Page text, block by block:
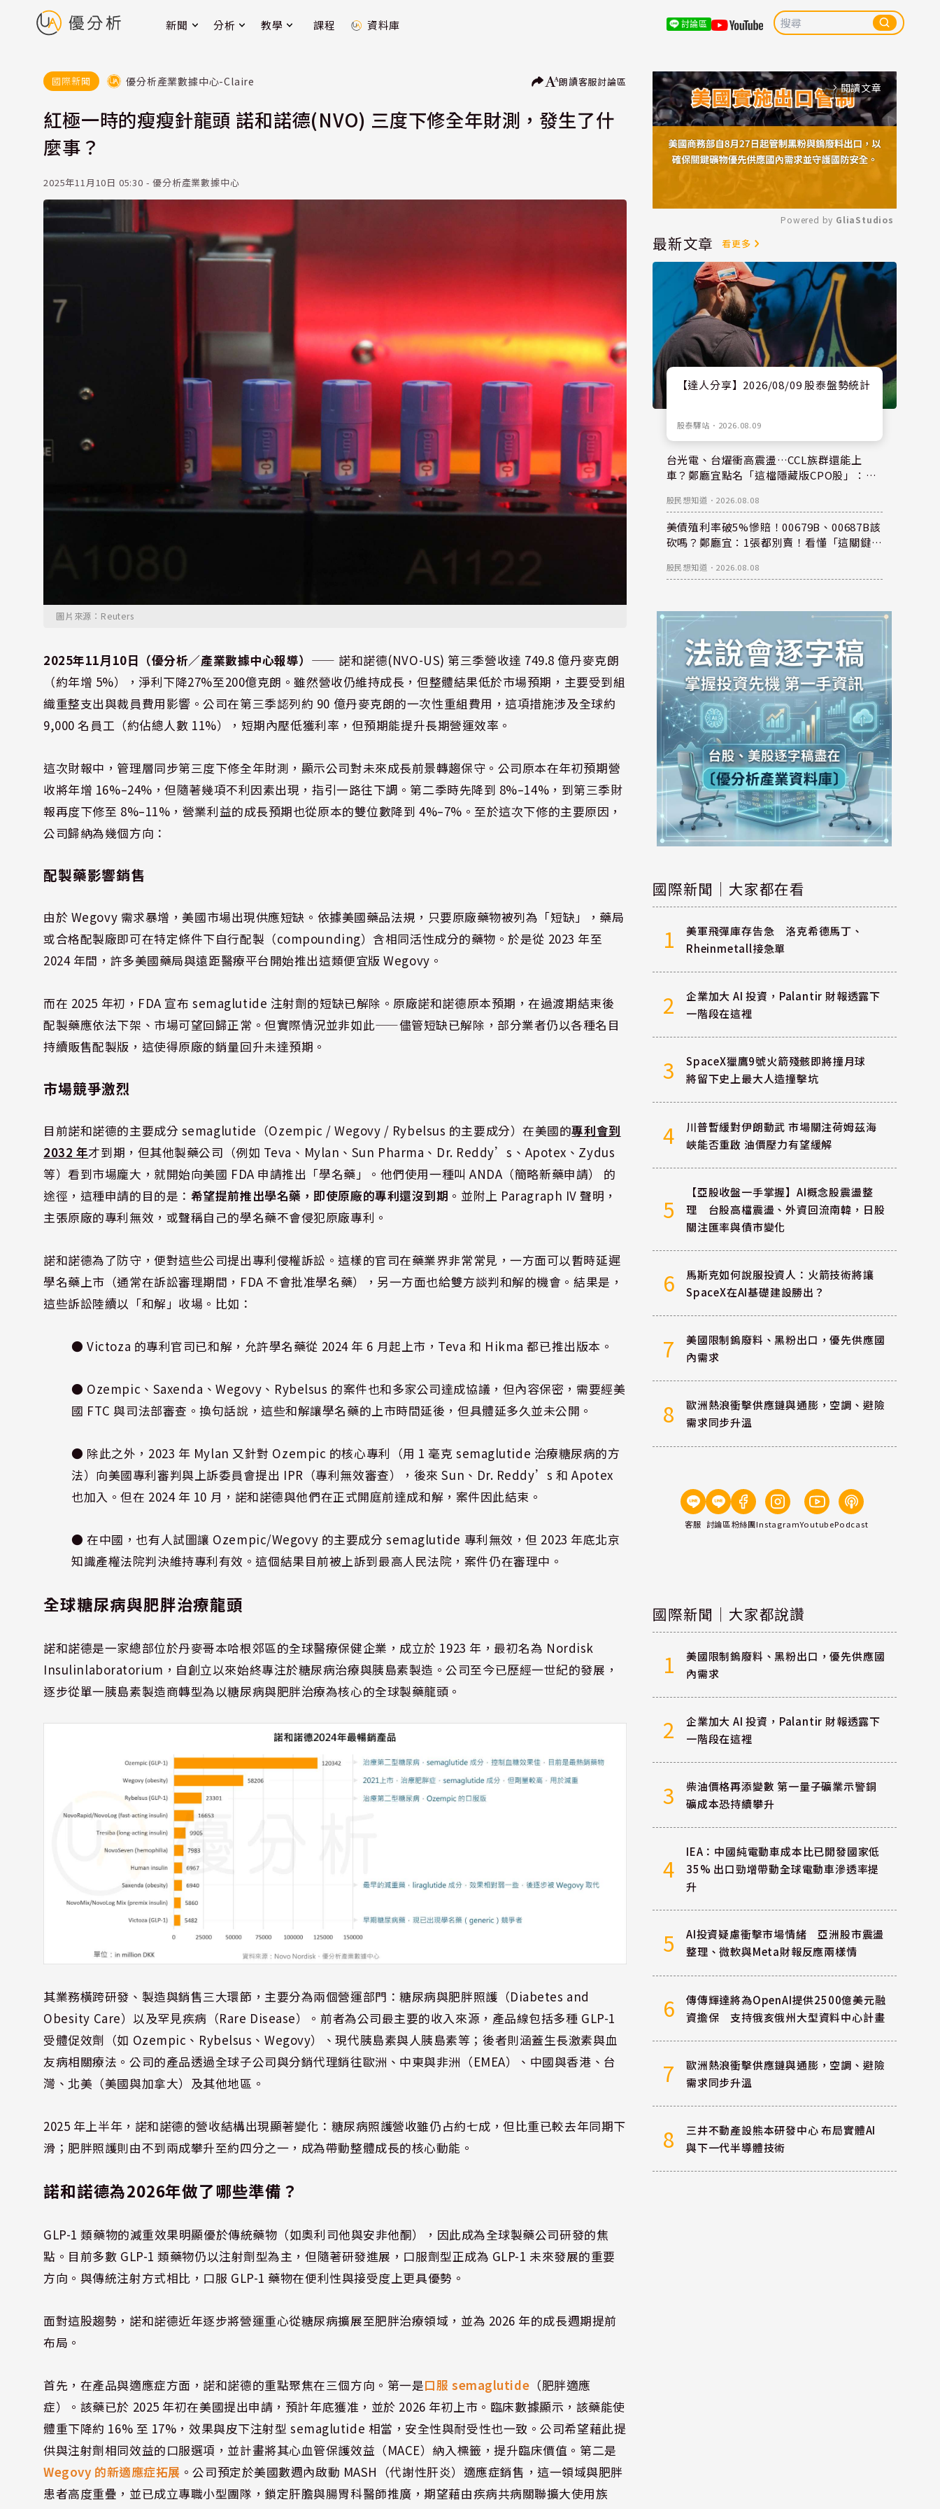
新聞 分析 教學 課程 資料庫 討論區
國際新聞 優分析產業數據中心-Claire 朗讀客服討論區
紅極一時的瘦瘦針龍頭 諾和諾德(NVO) 三度下修全年財測，發生了什
麼事？
2025年11月10日 05:30 - 優分析產業數據中心
圖片來源：Reuters
2025年11月10日（優分析／產業數據中心報導） ⸺ 諾和諾德(NVO-US) 第三季營收達 749.8 億丹麥克朗
（約年增 5%），淨利下降27%至200億克朗。雖然營收仍維持成長，但整體結果低於市場預期，主要受到組
織重整支出與裁員費用影響。公司在第三季認列約 90 億丹麥克朗的一次性重組費用，這項措施涉及全球約
9,000 名員工（約佔總人數 11%），短期內壓低獲利率，但預期能提升長期營運效率。
這次財報中，管理層同步第三度下修全年財測，顯示公司對未來成長前景轉趨保守。公司原本在年初預期營
收將年增 16%–24%，但隨著幾項不利因素出現，指引一路往下調。第二季時先降到 8%–14%，到第三季財
報再度下修至 8%–11%，營業利益的成長預期也從原本的雙位數降到 4%–7%。至於這次下修的主要原因，
公司歸納為幾個方向：
配製藥影響銷售
由於 Wegovy 需求暴增，美國市場出現供應短缺。依據美國藥品法規，只要原廠藥物被列為「短缺」，藥局
或合格配製廠即可在特定條件下自行配製（compounding）含相同活性成分的藥物。於是從 2023 年至
2024 年間，許多美國藥局與遠距醫療平台開始推出這類便宜版 Wegovy。
而在 2025 年初，FDA 宣布 semaglutide 注射劑的短缺已解除。原廠諾和諾德原本預期，在過渡期結束後
配製藥應依法下架、市場可望回歸正常。但實際情況並非如此——儘管短缺已解除，部分業者仍以各種名目
持續販售配製版，這使得原廠的銷量回升未達預期。
市場競爭激烈
目前諾和諾德的主要成分 semaglutide（Ozempic / Wegovy / Rybelsus 的主要成分）在美國的專利會到
2032 年才到期，但其他製藥公司（例如 Teva、Mylan、Sun Pharma、Dr. Reddy’s、Apotex、Zydus
等）看到市場龐大，就開始向美國 FDA 申請推出「學名藥」。他們使用一種叫 ANDA（簡略新藥申請） 的
途徑，這種申請的目的是： 希望提前推出學名藥，即使原廠的專利還沒到期 。並附上 Paragraph IV 聲明，
主張原廠的專利無效，或聲稱自己的學名藥不會侵犯原廠專利。
諾和諾德為了防守，便對這些公司提出專利侵權訴訟。這樣的官司在藥業界非常常見，一方面可以暫時延遲
學名藥上市（通常在訴訟審理期間，FDA 不會批准學名藥），另一方面也給雙方談判和解的機會。結果是，
這些訴訟陸續以「和解」收場。比如：
● Victoza 的專利官司已和解，允許學名藥從 2024 年 6 月起上市，Teva 和 Hikma 都已推出版本。
● Ozempic、Saxenda、Wegovy、Rybelsus 的案件也和多家公司達成協議，但內容保密，需要經美
國 FTC 與司法部審查。換句話說，這些和解讓學名藥的上市時間延後，但具體延多久並未公開。
● 除此之外，2023 年 Mylan 又針對 Ozempic 的核心專利（用 1 毫克 semaglutide 治療糖尿病的方
法）向美國專利審判與上訴委員會提出 IPR（專利無效審查），後來 Sun、Dr. Reddy’s 和 Apotex
也加入。但在 2024 年 10 月，諾和諾德與他們在正式開庭前達成和解，案件因此結束。
● 在中國，也有人試圖讓 Ozempic/Wegovy 的主要成分 semaglutide 專利無效，但 2023 年底北京
知識產權法院判決維持專利有效。這個結果目前被上訴到最高人民法院，案件仍在審理中。
全球糖尿病與肥胖治療龍頭
諾和諾德是一家總部位於丹麥哥本哈根郊區的全球醫療保健企業，成立於 1923 年，最初名為 Nordisk
Insulinlaboratorium，自創立以來始終專注於糖尿病治療與胰島素製造。公司至今已歷經一世紀的發展，
逐步從單一胰島素製造商轉型為以糖尿病與肥胖治療為核心的全球製藥龍頭。
其業務橫跨研發、製造與銷售三大環節，主要分為兩個營運部門：糖尿病與肥胖照護（Diabetes and
Obesity Care）以及罕見疾病（Rare Disease）。前者為公司最主要的收入來源，產品線包括多種 GLP-1
受體促效劑（如 Ozempic、Rybelsus、Wegovy）、現代胰島素與人胰島素等；後者則涵蓋生長激素與血
友病相關療法。公司的產品透過全球子公司與分銷代理銷往歐洲、中東與非洲（EMEA）、中國與香港、台
灣、北美（美國與加拿大）及其他地區。
2025 年上半年，諾和諾德的營收結構出現顯著變化：糖尿病照護營收雖仍占約七成，但比重已較去年同期下
滑；肥胖照護則由不到兩成攀升至約四分之一，成為帶動整體成長的核心動能。
諾和諾德為2026年做了哪些準備？
GLP-1 類藥物的減重效果明顯優於傳統藥物（如奧利司他與安非他酮），因此成為全球製藥公司研發的焦
點。目前多數 GLP-1 類藥物仍以注射劑型為主，但隨著研發進展，口服劑型正成為 GLP-1 未來發展的重要
方向。與傳統注射方式相比，口服 GLP-1 藥物在便利性與接受度上更具優勢。
面對這股趨勢，諾和諾德近年逐步將營運重心從糖尿病擴展至肥胖治療領域，並為 2026 年的成長週期提前
布局。
首先，在產品與適應症方面，諾和諾德的重點聚焦在三個方向。第一是口服 semaglutide （肥胖適應
症）。該藥已於 2025 年初在美國提出申請，預計年底獲准，並於 2026 年初上市。臨床數據顯示，該藥能使
體重下降約 16% 至 17%，效果與皮下注射型 semaglutide 相當，安全性與耐受性也一致。公司希望藉此提
供與注射劑相同效益的口服選項，並計畫將其心血管保護效益（MACE）納入標籤，提升臨床價值。第二是
Wegovy 的新適應症拓展 。公司預定於美國數週內啟動 MASH（代謝性肝炎）適應症銷售，這一領域與肥胖
患者高度重疊，並已成立專職小型團隊，鎖定肝膽與腸胃科醫師推廣，期望藉由疾病共病關聯擴大使用族
arrow_forward_ios 閱讀文章
Mute
Powered by GliaStudios
最新文章 看更多
【達人分享】2026/08/09 股泰盤勢統計
股泰驛站 ． 2026.08.09
台光電、台燿衝高震盪…CCL族群還能上
車？鄭廳宜點名「這檔隱藏版CPO股」：每
股民想知道 ． 2026.08.08
美債殖利率破5%慘賠！00679B、00687B該
砍嗎？鄭廳宜：1張都別賣！看懂「這關鍵」
股民想知道 ． 2026.08.08
國際新聞｜大家都在看
1
美軍飛彈庫存告急 洛克希德馬丁、
Rheinmetall接急單
2
企業加大 AI 投資，Palantir 財報透露下
一階段在這裡
3
SpaceX獵鷹9號火箭殘骸即將撞月球
將留下史上最大人造撞擊坑
4
川普暫緩對伊朗動武 市場關注荷姆茲海
峽能否重啟 油價壓力有望緩解
5
【亞股收盤一手掌握】AI概念股震盪整
理 台股高檔震盪、外資回流南韓，日股
關注匯率與債市變化
6
馬斯克如何說服投資人：火箭技術將讓
SpaceX在AI基礎建設勝出？
7
美國限制鎢廢料、黑粉出口，優先供應國
內需求
8
歐洲熱浪衝擊供應鏈與通膨，空調、避險
需求同步升溫
客服 討論區粉絲團InstagramYoutubePodcast
國際新聞｜大家都說讚
1
美國限制鎢廢料、黑粉出口，優先供應國
內需求
2
企業加大 AI 投資，Palantir 財報透露下
一階段在這裡
3
柴油價格再添變數 第一量子礦業示警銅
礦成本恐持續攀升
4
IEA：中國純電動車成本比已開發國家低
35% 出口勁增帶動全球電動車滲透率提
升
5
AI投資疑慮衝擊市場情緒 亞洲股市震盪
整理、微軟與Meta財報反應兩樣情
6
傳傳輝達將為OpenAI提供2500億美元融
資擔保 支持俄亥俄州大型資料中心計畫
7
歐洲熱浪衝擊供應鏈與通膨，空調、避險
需求同步升溫
8
三井不動產設熊本研發中心 布局實體AI
與下一代半導體技術